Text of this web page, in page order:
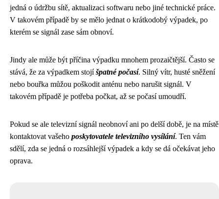
jedná o údržbu sítě, aktualizaci softwaru nebo jiné technické práce.
V takovém případě by se mělo jednat o krátkodobý výpadek, po
kterém se signál zase sám obnoví.
Jindy ale může být příčina výpadku mnohem prozaičtější. Často se
stává, že za výpadkem stojíšpatné počasí. Silný vítr, husté sněžení
nebo bouřka můžou poškodit anténu nebo narušit signál. V
takovém případě je potřeba počkat, až se počasí umoudří.
Pokud se ale televizní signál neobnoví ani po delší době, je na místě
kontaktovat vašeho poskytovatele televizního vysílání. Ten vám
sdělí, zda se jedná o rozsáhlejší výpadek a kdy se dá očekávat jeho
oprava.